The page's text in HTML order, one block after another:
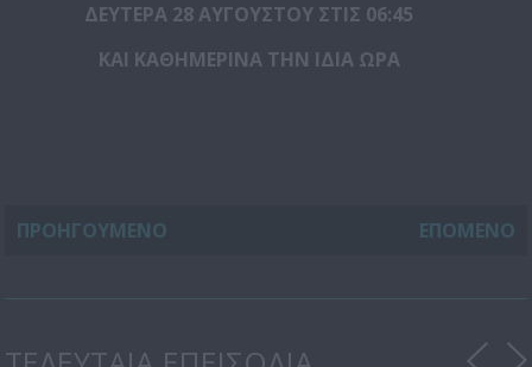
ΔΕΥΤΕΡΑ 28 ΑΥΓΟΥΣΤΟΥ ΣΤΙΣ 06:45
ΚΑΙ ΚΑΘΗΜΕΡΙΝΑ ΤΗΝ ΙΔΙΑ ΩΡΑ
ΠΡΟΗΓΟΥΜΕΝΟ ΕΠΟΜΕΝΟ